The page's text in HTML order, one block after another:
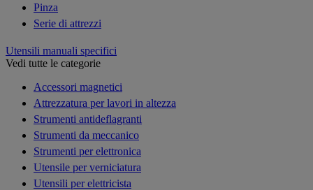
Pinza
Serie di attrezzi
Utensili manuali specifici
Vedi tutte le categorie
Accessori magnetici
Attrezzatura per lavori in altezza
Strumenti antideflagranti
Strumenti da meccanico
Strumenti per elettronica
Utensile per verniciatura
Utensili per elettricista